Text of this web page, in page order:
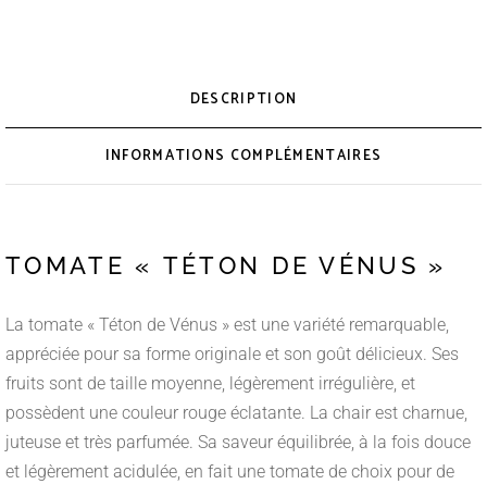
DESCRIPTION
INFORMATIONS COMPLÉMENTAIRES
TOMATE « TÉTON DE VÉNUS »
La tomate « Téton de Vénus » est une variété remarquable,
appréciée pour sa forme originale et son goût délicieux. Ses
fruits sont de taille moyenne, légèrement irrégulière, et
possèdent une couleur rouge éclatante. La chair est charnue,
juteuse et très parfumée. Sa saveur équilibrée, à la fois douce
et légèrement acidulée, en fait une tomate de choix pour de